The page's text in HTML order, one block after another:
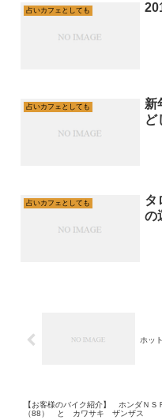
占いカフェとしても
占いカフェとしても
新
ど
占いカフェとしても
タ
の
ホッ
【お客様のバイク紹介】 ホンダＮＳ
（88） と カワサキ ザンザス